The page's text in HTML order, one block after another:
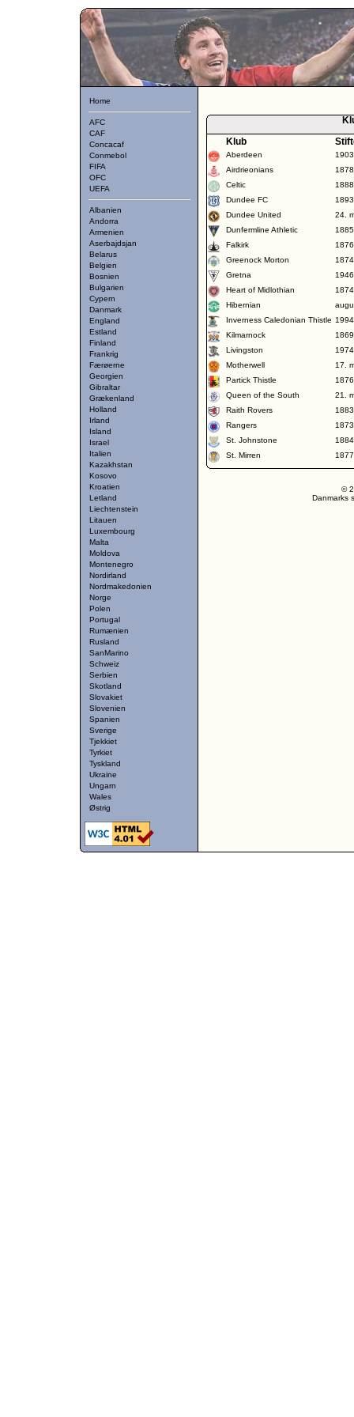
Home
AFC
CAF
Concacaf
Conmebol
FIFA
OFC
UEFA
Albanien
Andorra
Armenien
Aserbajdsjan
Belarus
Belgien
Bosnien
Bulgarien
Cypern
Danmark
England
Estland
Finland
Frankrig
Færøerne
Georgien
Gibraltar
Grækenland
Holland
Irland
Island
Israel
Italien
Kazakhstan
Kosovo
Kroatien
Letland
Liechtenstein
Litauen
Luxembourg
Malta
Moldova
Montenegro
Nordirland
Nordmakedonien
Norge
Polen
Portugal
Rumænien
Rusland
SanMarino
Schweiz
Serbien
Skotland
Slovakiet
Slovenien
Spanien
Sverige
Tjekkiet
Tyrkiet
Tyskland
Ukraine
Ungarn
Wales
Østrig
Klub
Aberdeen
1903
Airdrieonians
1878
Celtic
1888
Dundee FC
1893
Dundee United
24.
Dunfermline Athletic
1885
Falkirk
1876
Greenock Morton
1874
Gretna
1946
Heart of Midlothian
1874
Hibernian
Inverness Caledonian Thistle 1994
Kilmarnock
1869
Livingston
1974
Motherwell
17.
Partick Thistle
1876
Queen of the South
21.
Raith Rovers
1883
Rangers
1873
St. Johnstone
1884
St. Mirren
1877
©
Danmarks